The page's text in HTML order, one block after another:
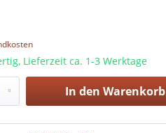
Lieferzeit ca. 1-3 Werktage
In den Warenkorb